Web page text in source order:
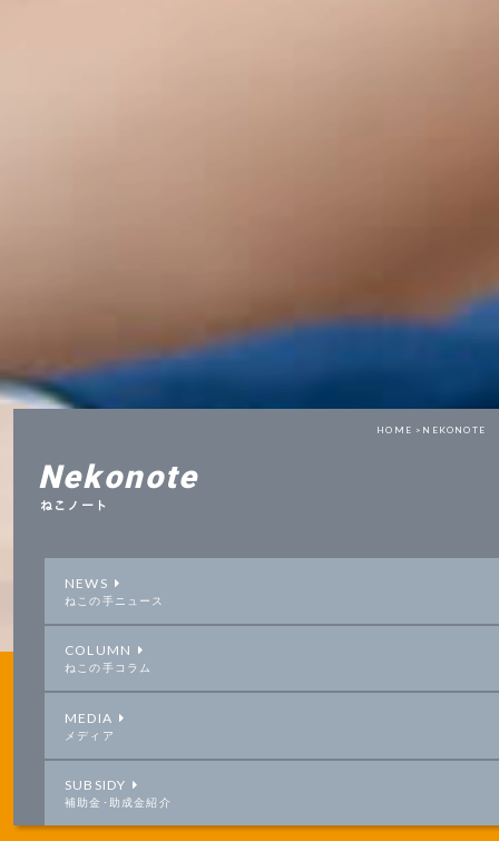
HOME > NEKONOTE
Nekonote
ねこノート
NEWS
ねこの手ニュース
COLUMN
ねこの手コラム
MEDIA
メディア
SUBSIDY
補助金･助成金紹介